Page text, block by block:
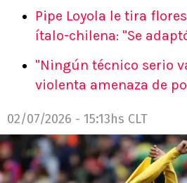
Pipe Loyola le tira
ítalo-chilena: "Se
"Ningún técnico serio
violenta amenaza de
02/07/2026 - 15:13hs CLT